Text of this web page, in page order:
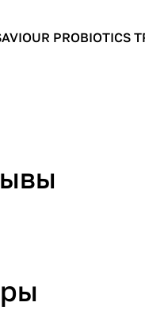
PROBIOTICS